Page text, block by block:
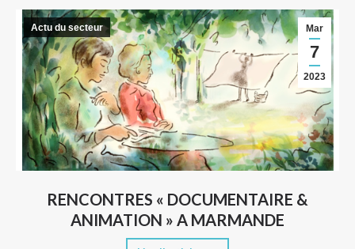
RENCONTRES « DOCUMENTAIRE &
ANIMATION » A MARMANDE
Mar
7
2023
Actu du secteur